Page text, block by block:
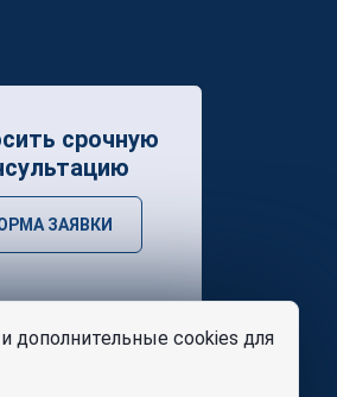
срочную
ЗАЯВКИ
cookies для